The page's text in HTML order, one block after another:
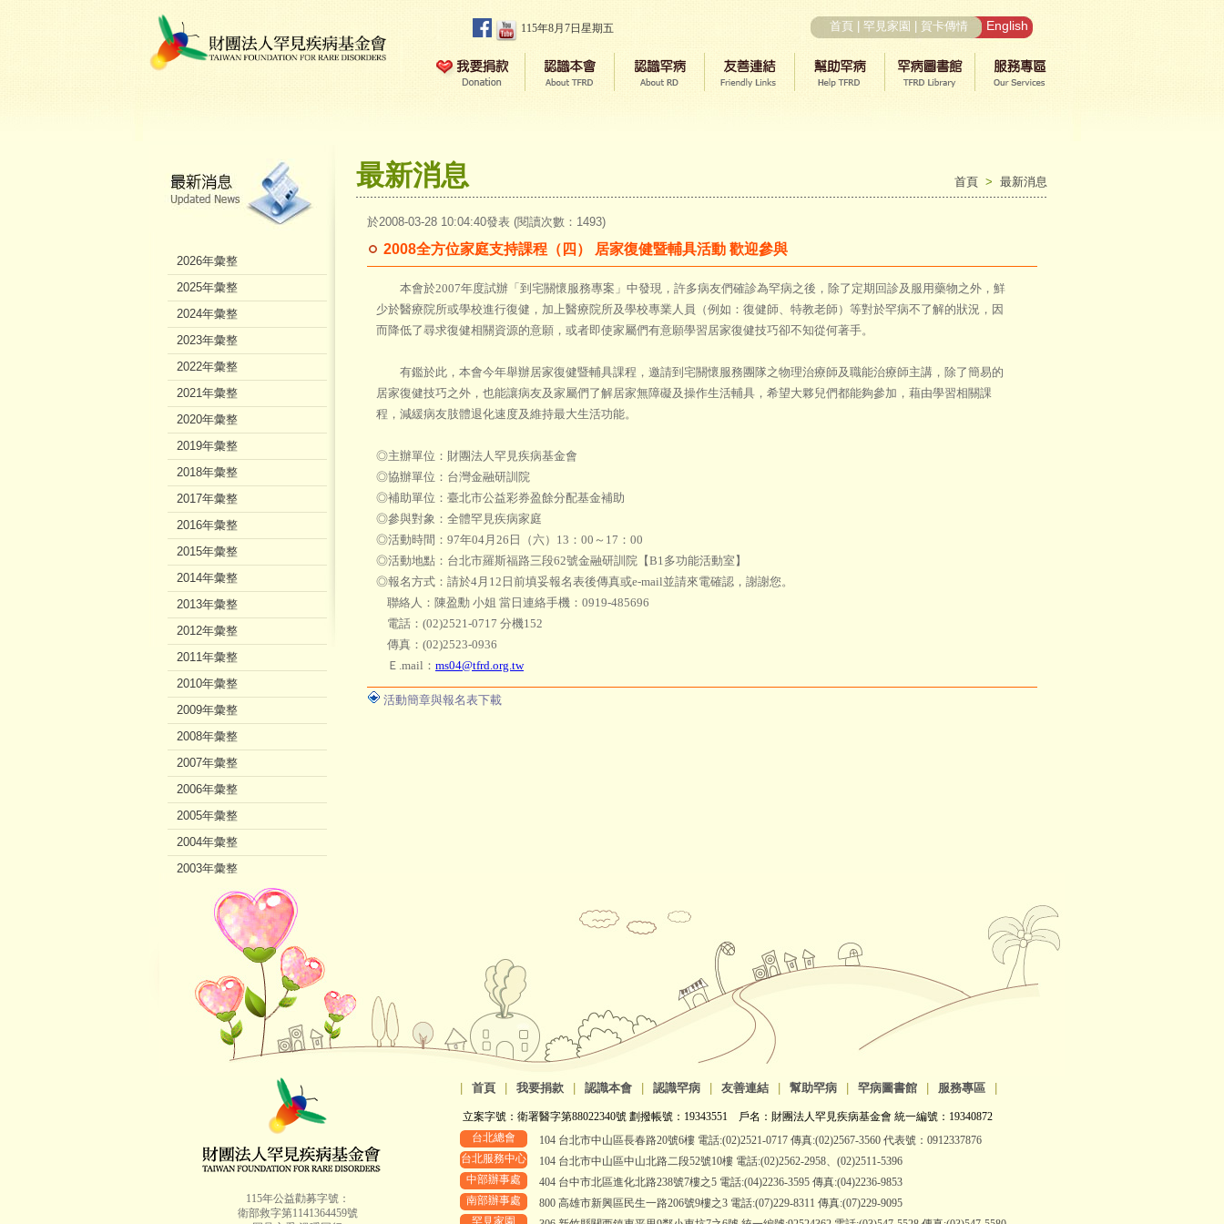
115年8月7日星期五 首頁 罕見家園 賀卡傳情 English
最新消息 首頁 > 最新消息
於2008-03-28 10:04:40發表 (閱讀次數：1493)
2008全方位家庭支持課程（四） 居家復健暨輔具活動 歡迎參與
本會於2007年度試辦「到宅關懷服務專案」中發現，許多病友們確診為罕病之後，除了定期回診及服用藥物之外，鮮
少於醫療院所或學校進行復健，加上醫療院所及學校專業人員（例如：復健師、特教老師）等對於罕病不了解的狀況，因
而降低了尋求復健相關資源的意願，或者即使家屬們有意願學習居家復健技巧卻不知從何著手。
有鑑於此，本會今年舉辦居家復健暨輔具課程，邀請到宅關懷服務團隊之物理治療師及職能治療師主講，除了簡易的
居家復健技巧之外，也能讓病友及家屬們了解居家無障礙及操作生活輔具，希望大夥兒們都能夠參加，藉由學習相關課
程，減緩病友肢體退化速度及維持最大生活功能。
◎主辦單位：財團法人罕見疾病基金會
◎協辦單位：台灣金融研訓院
◎補助單位：臺北市公益彩券盈餘分配基金補助
◎參與對象：全體罕見疾病家庭
◎活動時間：97年04月26日（六）13：00～17：00
◎活動地點：台北市羅斯福路三段62號金融研訓院【B1多功能活動室】
◎報名方式：請於4月12日前填妥報名表後傳真或e-mail並請來電確認，謝謝您。
聯絡人：陳盈勳 小姐 當日連絡手機：0919-485696
電話：(02)2521-0717 分機152
傳真：(02)2523-0936
Ｅ.mail： ms04@tfrd.org.tw
活動簡章與報名表下載
2026年彙整
2025年彙整
2024年彙整
2023年彙整
2022年彙整
2021年彙整
2020年彙整
2019年彙整
2018年彙整
2017年彙整
2016年彙整
2015年彙整
2014年彙整
2013年彙整
2012年彙整
2011年彙整
2010年彙整
2009年彙整
2008年彙整
2007年彙整
2006年彙整
2005年彙整
2004年彙整
2003年彙整
2002年彙整
115年公益勸募字號：
衛部救字第1141364459號
首頁 我要捐款 認識本會 認識罕病 友善連結 幫助罕病 罕病圖書館 服務專區
立案字號：衛署醫字第88022340號 劃撥帳號：19343551 戶名：財團法人罕見疾病基金會 統一編號：19340872
台北總會
104 台北市中山區長春路20號6樓 電話:(02)2521-0717 傳真:(02)2567-3560 代表號：0912337876
台北服務中心
104 台北市中山區中山北路二段52號10樓 電話:(02)2562-2958、(02)2511-5396
中部辦事處
404 台中市北區進化北路238號7樓之5 電話:(04)2236-3595 傳真:(04)2236-9853
南部辦事處
800 高雄市新興區民生一路206號9樓之3 電話:(07)229-8311 傳真:(07)229-9095
罕見家園